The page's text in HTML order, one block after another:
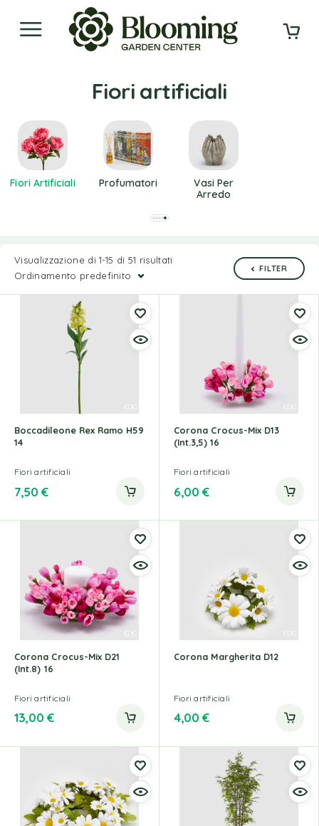
Fiori artificiali
Fiori Artificiali Profumatori
Vasi Per
Arredo
Visualizzazione di 1-15 di 51 risultati
Ordinamento predefinito
FILTER
Boccadileone Rex Ramo H59
14
Fiori artificiali
7,50€
Corona Crocus-Mix D13
(Int.3,5) 16
Fiori artificiali
6,00€
Corona Crocus-Mix D21
(Int.8) 16
Fiori artificiali
13,00 €
Corona Margherita D12
Fiori artificiali
4,00€